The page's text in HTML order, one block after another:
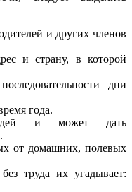
и других членов
и страну, в которой
дни
года.
и может дать
от домашних, полевых
труда их угадывает: